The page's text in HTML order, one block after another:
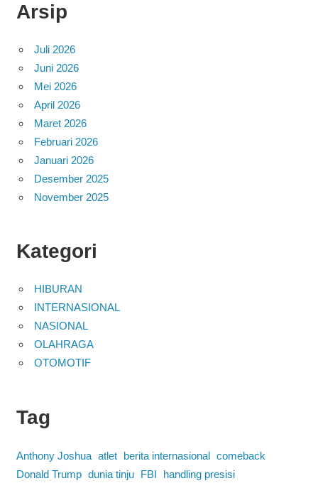
Arsip
Juli 2026
Juni 2026
Mei 2026
April 2026
Maret 2026
Februari 2026
Januari 2026
Desember 2025
November 2025
Kategori
HIBURAN
INTERNASIONAL
NASIONAL
OLAHRAGA
OTOMOTIF
Tag
Anthony Joshua atlet berita internasional comeback
Donald Trump dunia tinju FBI
handling presisi